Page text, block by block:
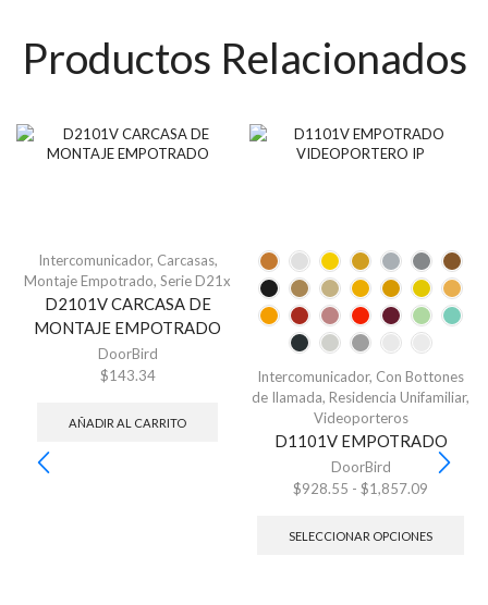
Productos Relacionados
Intercomunicador, Carcasas,
Montaje Empotrado, Serie D21x
D2101V CARCASA DE
MONTAJE EMPOTRADO
DoorBird
$143.34
AÑADIR AL CARRITO
Intercomunicador, Con Bottones
de Ilamada, Residencia Unifamiliar,
Videoporteros
D1101V EMPOTRADO
DoorBird
$928.55 - $1,857.09
SELECCIONAR OPCIONES